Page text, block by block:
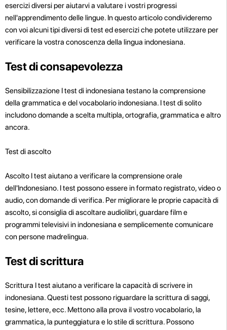
esercizi diversi per aiutarvi a valutare i vostri progressi
nell'apprendimento delle lingue. In questo articolo condivideremo
con voi alcuni tipi diversi di test ed esercizi che potete utilizzare per
verificare la vostra conoscenza della lingua indonesiana.
Test di consapevolezza
Sensibilizzazione I test di indonesiana testano la comprensione
della grammatica e del vocabolario indonesiana. I test di solito
includono domande a scelta multipla, ortografia, grammatica e altro
ancora.
Test di ascolto
Ascolto I test aiutano a verificare la comprensione orale
dell'Indonesiano. I test possono essere in formato registrato, video o
audio, con domande di verifica. Per migliorare le proprie capacità di
ascolto, si consiglia di ascoltare audiolibri, guardare film e
programmi televisivi in indonesiana e semplicemente comunicare
con persone madrelingua.
Test di scrittura
Scrittura I test aiutano a verificare la capacità di scrivere in
indonesiana. Questi test possono riguardare la scrittura di saggi,
tesine, lettere, ecc. Mettono alla prova il vostro vocabolario, la
grammatica, la punteggiatura e lo stile di scrittura. Possono